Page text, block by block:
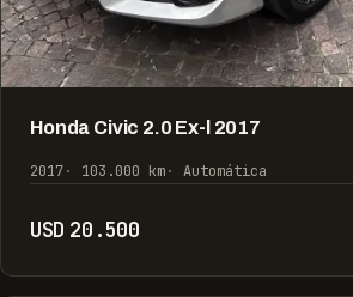
Honda Civic 2.0 Ex-l 2017
2017 103.000 km Automática
USD 20.500